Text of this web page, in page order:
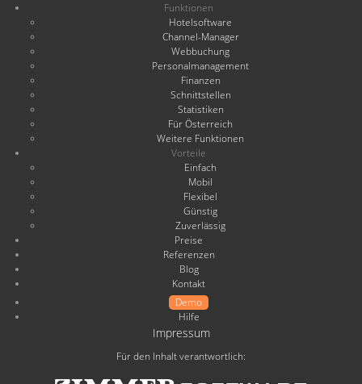
Funktionen
Hotelsoftware
Channel-Manager
Webbuchung
Personalmanagement
Finanzen
Schnittstellen
Statistiken
Für Österreich
Weitere Funktionen
Vorteile
Einfach
Mobil
Flexibel
Günstig
Zuverlässig
Preise
Referenzen
Blog
Kontakt
Demo
Hilfe
Impressum
Für den Inhalt verantwortlich: